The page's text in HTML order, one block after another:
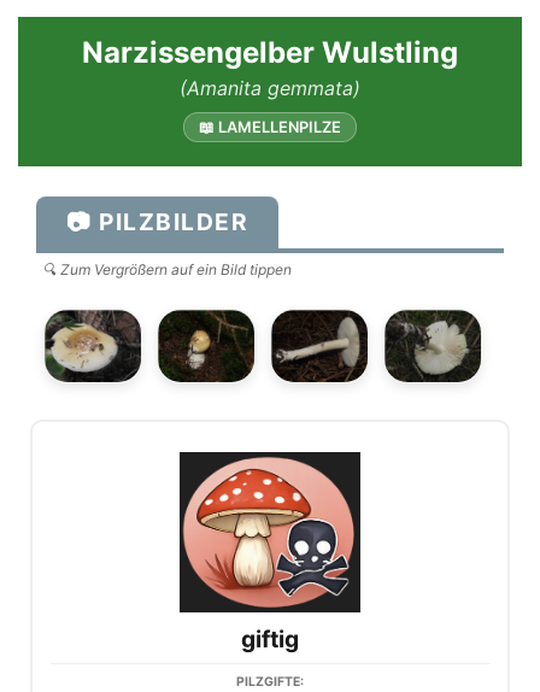
Narzissengelber Wulstling
(Amanita gemmata)
📖 LAMELLENPILZE
📷 PILZBILDER
🔍 Zum Vergrößern auf ein Bild tippen
giftig
PILZGIFTE: